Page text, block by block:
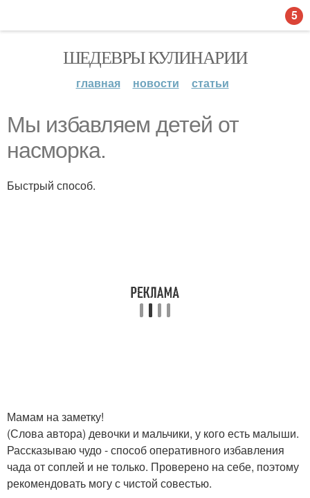
ШЕДЕВРЫ КУЛИНАРИИ
главная новости статьи
Мы избавляем детей от
насморка.
Быстрый способ.
Мамам на заметку!
(Слова автора) девочки и мальчики, у кого есть малыши.
Рассказываю чудо - способ оперативного избавления
чада от соплей и не только. Проверено на себе, поэтому
рекомендовать могу с чистой совестью.
5